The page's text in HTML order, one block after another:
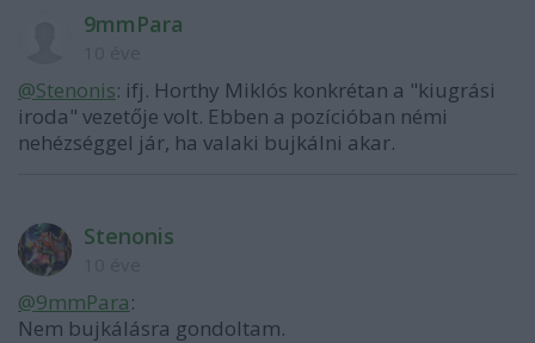
9mmPara
@Stenonis: ifj. Horthy Miklós konkrétan a "kiugrási
iroda" vezetője volt. Ebben a pozícióban némi
nehézséggel jár, ha valaki bujkálni akar.
Stenonis
@9mmPara:
Nem bujkálásra gondoltam.